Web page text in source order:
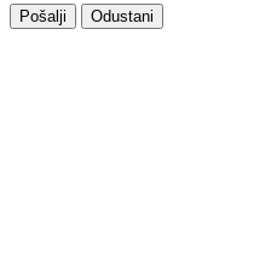
Pošalji Odustani